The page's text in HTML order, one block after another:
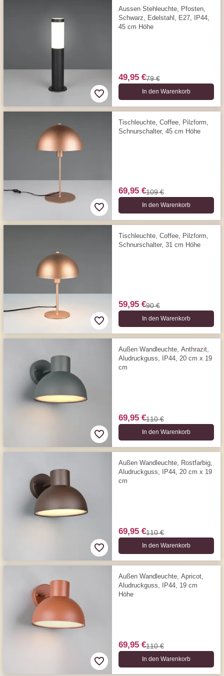
Aussen Stehleuchte, Pfosten,
Schwarz, Edelstahl, E27, IP44,
45 cm Höhe
49,95 €79 €
In den Warenkorb
Tischleuchte, Coffee, Pilzform,
Schnurschalter, 45 cm Höhe
69,95 €109 €
In den Warenkorb
Tischleuchte, Coffee, Pilzform,
Schnurschalter, 31 cm Höhe
59,95 €90 €
In den Warenkorb
Außen Wandleuchte, Anthrazit,
Aludruckguss, IP44, 20 cm x 19
cm
69,95 €110 €
In den Warenkorb
Außen Wandleuchte, Rostfarbig,
Aludruckguss, IP44, 20 cm x 19
cm
69,95 €110 €
In den Warenkorb
Außen Wandleuchte, Apricot,
Aludruckguss, IP44, 19 cm
Höhe
69,95 €110 €
In den Warenkorb